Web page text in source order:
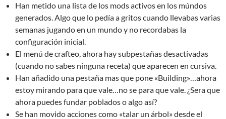
Han metido una lista de los mods activos en los múndos
generados. Algo que lo pedía a gritos cuando llevabas varias
semanas jugando en un mundo y no recordabas la
configuración inicial.
El menú de crafteo, ahora hay subpestañas desactivadas
(cuando no sabes ninguna receta) que aparecen en cursiva.
Han añadido una pestaña mas que pone «Building»…ahora
estoy mirando para que vale…no se para que vale. ¿Sera que
ahora puedes fundar poblados o algo así?
Se han movido acciones como «talar un árbol» desde el